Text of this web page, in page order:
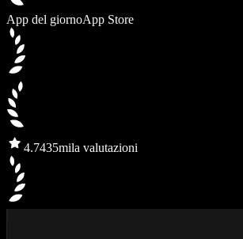
App del giornoApp Store
4.7435mila valutazioni